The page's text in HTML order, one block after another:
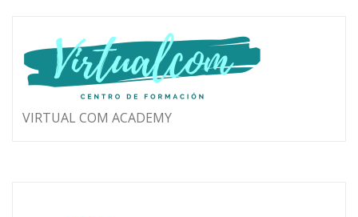
VIRTUAL COM ACADEMY